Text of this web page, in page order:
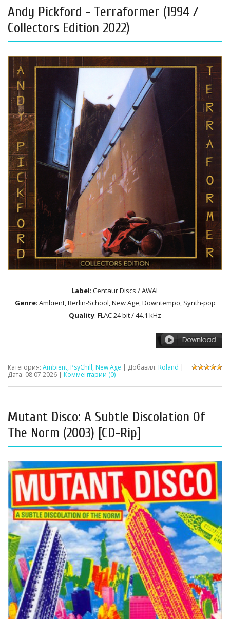
Andy Pickford - Terraformer (1994 /
Collectors Edition 2022)
Label: Centaur Discs / AWAL
Genre: Ambient, Berlin-School, New Age, Downtempo, Synth-pop
Quality: FLAC 24 bit / 44.1 kHz
Категория: Ambient, PsyChill, New Age | Добавил: Roland |
Дата: 08.07.2026 | Комментарии (0)
Mutant Disco: A Subtle Discolation Of
The Norm (2003) [CD-Rip]